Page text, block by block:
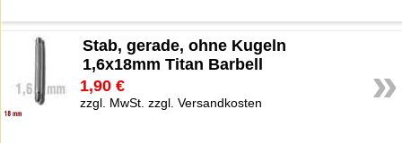
»
Stab, gerade, ohne Kugeln
1,6x18mm Titan Barbell
1,90 €
zzgl. MwSt. zzgl. Versandkosten